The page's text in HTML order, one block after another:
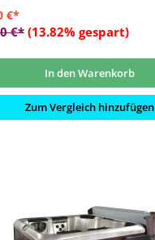
€*
€* (13.82% gespart)
In den Warenkorb
Zum Vergleich hinzufügen